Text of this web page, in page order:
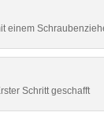
einem
Schritt geschafft